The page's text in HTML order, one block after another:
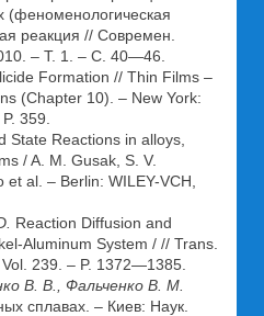
(феноменологическая
реакция // Современ.
– Т. 1. – С. 40—46.
Formation // Thin Films –
(Chapter 10). – New York:
359.
State Reactions in alloys,
/ A. M. Gusak, S. V.
et al. – Berlin: WILEY-VCH,
Reaction Diffusion and
Aluminum System / // Trans.
239. – P. 1372—1385.
В. В., Фальченко В. М.
сплавах. – Киев: Наук.